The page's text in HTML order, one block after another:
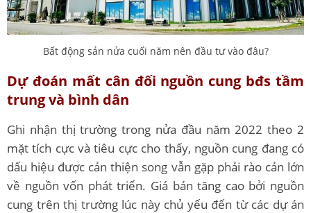
Bất động sản nửa cuối năm nên đầu tư vào đâu?
Dự đoán mất cân đối nguồn cung bđs tầm
trung và bình dân
Ghi nhận thị trường trong nửa đầu năm 2022 theo 2
mặt tích cực và tiêu cực cho thấy, nguồn cung đang có
dấu hiệu được cản thiện song vẫn gặp phải rào cản lớn
về nguồn vốn phát triển. Giá bán tăng cao bởi nguồn
cung trên thị trường lúc này chủ yếu đến từ các dự án